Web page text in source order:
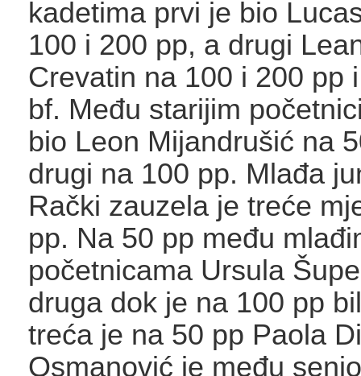
kadetima prvi je bio
100 i 200 pp, a drugi
Crevatin na 100 i 200 pp
bf. Među starijim
bio Leon Mijandrušić na
drugi na 100 pp. Mlađa
Rački zauzela je treće
pp. Na 50 pp među
početnicama Ursula
druga dok je na 100 pp
treća je na 50 pp Paola
Osmanović je među